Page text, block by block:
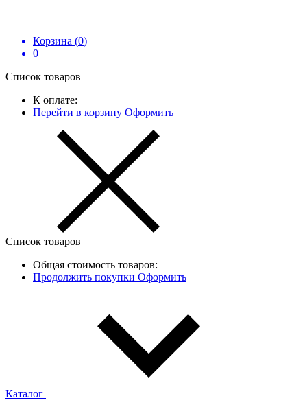
Корзина (0)
0
Список товаров
К оплате:
Перейти в корзину Оформить
Список товаров
Общая стоимость товаров:
Продолжить покупки Оформить
Каталог